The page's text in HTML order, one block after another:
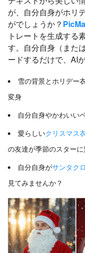
が、自分自身がホリ
がでしょうか？ PicMa
トレートを生成する
す。自分自身（また
ードするだけで、AI
雪の背景とホリデー
変身
自分自身やかわいい
愛らしいクリスマス
の友達が季節のスター
自分自身がサンタク
見てみませんか？